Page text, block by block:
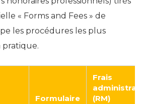
« Forms and Fees » de
les procédures les plus
pratique.
Formulaire
Frais
(RM)